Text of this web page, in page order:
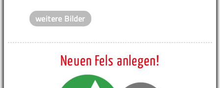
weitere Bilder
Neuen Fels anlegen!